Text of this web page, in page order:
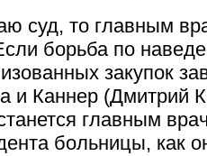
суд, то главным
борьба по
закупок
и Каннер
главным
больницы, как